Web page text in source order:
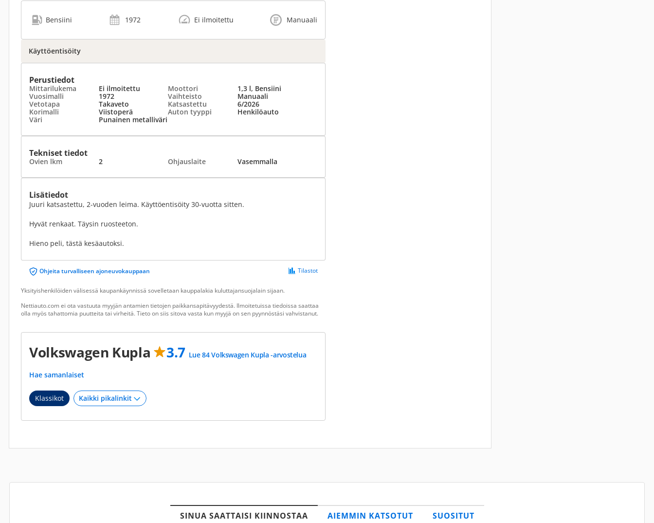
Bensiini 1972 Ei ilmoitettu Manuaali
Käyttöentisöity
Perustiedot
Mittarilukema Ei ilmoitettu Moottori
1,3 l, Bensiini
Vuosimalli
1972 Vaihteisto
Manuaali
Vetotapa
Takaveto Katsastettu
6/2026
Korimalli
Viistoperä Auton tyyppi
Henkilöauto
Väri
Punainen metalliväri
Tekniset tiedot
Ovien lkm 2 Ohjauslaite Vasemmalla
Lisätiedot
Juuri katsastettu, 2-vuoden leima. Käyttöentisöity 30-vuotta sitten.
Hyvät renkaat. Täysin ruosteeton.
Hieno peli, tästä kesäautoksi.
Ohjeita turvalliseen ajoneuvokauppaan Tilastot
Yksityishenkilöiden välisessä kaupankäynnissä sovelletaan kauppalakia kuluttajansuojalain sijaan.
Nettiauto.com ei ota vastuuta myyjän antamien tietojen paikkansapitävyydestä. Ilmoitetuissa tiedoissa saattaa
olla myös tahattomia puutteita tai virheitä. Tieto on siis sitova vasta kun myyjä on sen pyynnöstäsi vahvistanut.
Volkswagen Kupla 3.7 Lue 84 Volkswagen Kupla -arvostelua
Hae samanlaiset
Klassikot
SINUA SAATTAISI KIINNOSTAA AIEMMIN KATSOTUT SUOSITUT